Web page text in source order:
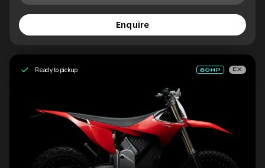
Enquire
Ready to pickup EX